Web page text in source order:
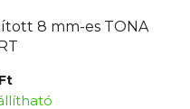
8 mm-es TONA